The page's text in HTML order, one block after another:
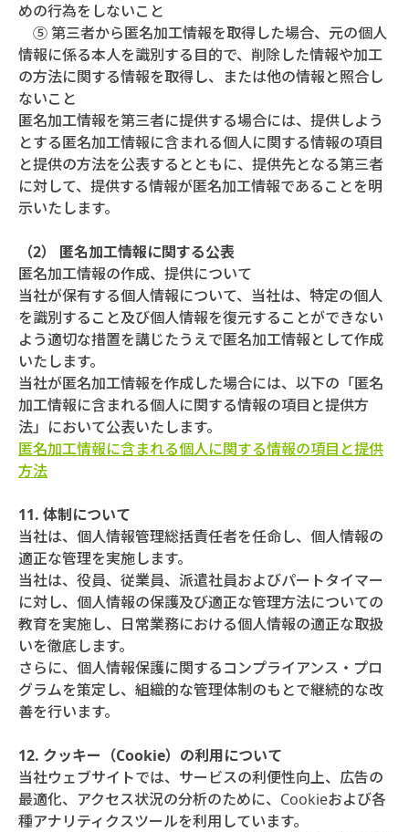
めの行為をしないこと
⑤ 第三者から匿名加工情報を取得した場合、元の個人
情報に係る本人を識別する目的で、削除した情報や加工
の方法に関する情報を取得し、または他の情報と照合し
ないこと
匿名加工情報を第三者に提供する場合には、提供しよう
とする匿名加工情報に含まれる個人に関する情報の項目
と提供の方法を公表するとともに、提供先となる第三者
に対して、提供する情報が匿名加工情報であることを明
示いたします。
（2） 匿名加工情報に関する公表
匿名加工情報の作成、提供について
当社が保有する個人情報について、当社は、特定の個人
を識別すること及び個人情報を復元することができない
よう適切な措置を講じたうえで匿名加工情報として作成
いたします。
当社が匿名加工情報を作成した場合には、以下の「匿名
加工情報に含まれる個人に関する情報の項目と提供方
法」において公表いたします。
匿名加工情報に含まれる個人に関する情報の項目と提供
方法
11. 体制について
当社は、個人情報管理総括責任者を任命し、個人情報の
適正な管理を実施します。
当社は、役員、従業員、派遣社員およびパートタイマー
に対し、個人情報の保護及び適正な管理方法についての
教育を実施し、日常業務における個人情報の適正な取扱
いを徹底します。
さらに、個人情報保護に関するコンプライアンス・プロ
グラムを策定し、組織的な管理体制のもとで継続的な改
善を行います。
12. クッキー（Cookie）の利用について
当社ウェブサイトでは、サービスの利便性向上、広告の
最適化、アクセス状況の分析のために、Cookieおよび各
種アナリティクスツールを利用しています。